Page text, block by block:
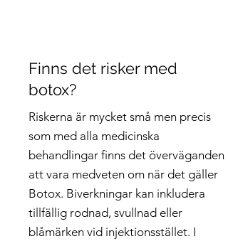
Finns det risker med
botox?
Riskerna är mycket små men precis
som med alla medicinska
behandlingar finns det överväganden
att vara medveten om när det gäller
Botox. Biverkningar kan inkludera
tillfällig rodnad, svullnad eller
blåmärken vid injektionsstället. I